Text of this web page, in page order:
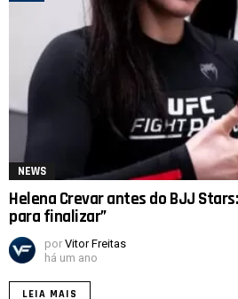
NEWS
Helena Crevar antes do BJJ
para finalizar”
por Vitor Freitas
há um ano
LEIA MAIS